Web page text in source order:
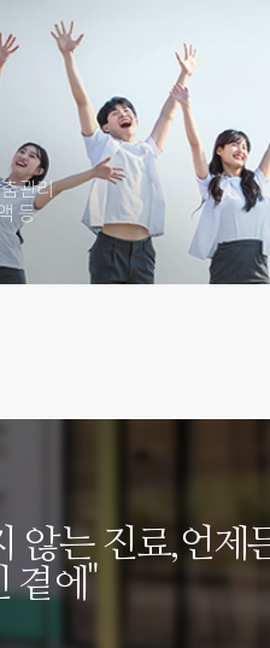
관리
등
않는 진료,언제
곁에"